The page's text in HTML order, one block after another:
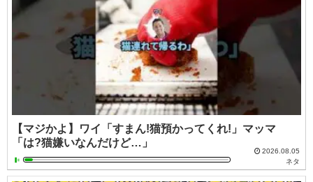
【マジかよ】ワイ「すまん!猫預かってくれ!」マッマ
「は?猫嫌いなんだけど…」
2026.08.05
ネタ